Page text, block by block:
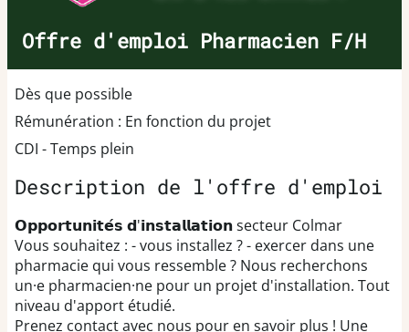
Offre d'emploi Pharmacien F/H
Dès que possible
Rémunération : En fonction du projet
CDI - Temps plein
Description de l'offre d'emploi
𝗢𝗽𝗽𝗼𝗿𝘁𝘂𝗻𝗶𝘁𝗲́𝘀 𝗱'𝗶𝗻𝘀𝘁𝗮𝗹𝗹𝗮𝘁𝗶𝗼𝗻 secteur Colmar
Vous souhaitez : - vous installez ? - exercer dans une
pharmacie qui vous ressemble ? Nous recherchons
un·e pharmacien·ne pour un projet d'installation. Tout
niveau d'apport étudié.
Prenez contact avec nous pour en savoir plus ! Une